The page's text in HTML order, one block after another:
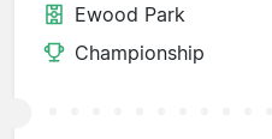
Ewood Park
Championship